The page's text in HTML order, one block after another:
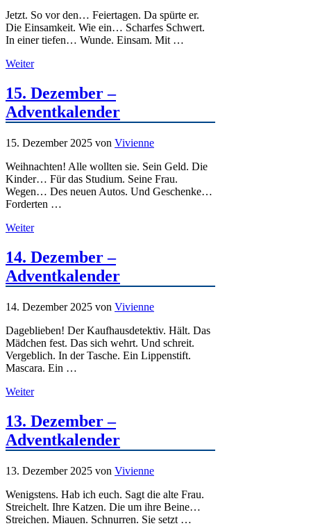
Jetzt. So vor den… Feiertagen. Da spürte er.
Die Einsamkeit. Wie ein… Scharfes Schwert.
In einer tiefen… Wunde. Einsam. Mit …
Weiter
15. Dezember –
Adventkalender
15. Dezember 2025 von Vivienne
Weihnachten! Alle wollten sie. Sein Geld. Die
Kinder… Für das Studium. Seine Frau.
Wegen… Des neuen Autos. Und Geschenke…
Forderten …
Weiter
14. Dezember –
Adventkalender
14. Dezember 2025 von Vivienne
Dageblieben! Der Kaufhausdetektiv. Hält. Das
Mädchen fest. Das sich wehrt. Und schreit.
Vergeblich. In der Tasche. Ein Lippenstift.
Mascara. Ein …
Weiter
13. Dezember –
Adventkalender
13. Dezember 2025 von Vivienne
Wenigstens. Hab ich euch. Sagt die alte Frau.
Streichelt. Ihre Katzen. Die um ihre Beine…
Streichen. Miauen. Schnurren. Sie setzt …